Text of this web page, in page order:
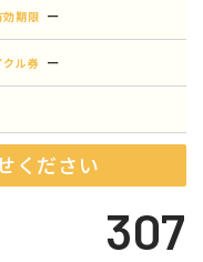
効期限 ー
クル券 ー
ください
307